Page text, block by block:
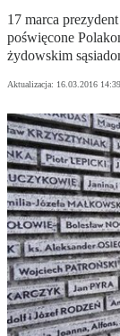
17 marca
poświęcone
żydowskim
Aktualizacja: 16.03.2016 14:39